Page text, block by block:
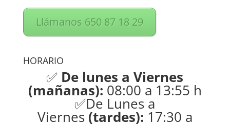
Llámanos 650 87 18 29
HORARIO
✅ De lunes a Viernes
(mañanas): 08:00 a 13:55 h
✅De Lunes a
Viernes(tardes): 17:30 a